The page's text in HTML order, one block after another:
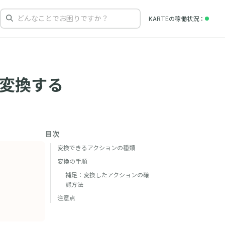
どんなことでお困りですか？ KARTEの稼働状況
換する
目次
変換できるアクションの種類
変換の手順
補足：変換したアクションの確
認方法
注意点